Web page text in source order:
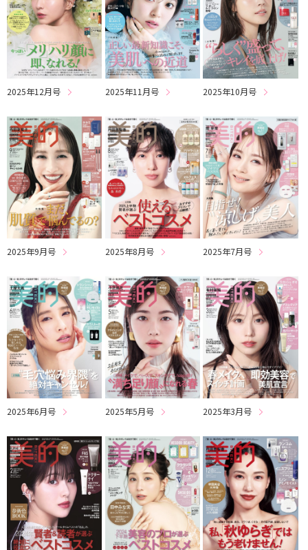
2025年12月号 2025年11月号 2025年10月号
2025年9月号 2025年8月号 2025年7月号
2025年6月号 2025年5月号 2025年3月号